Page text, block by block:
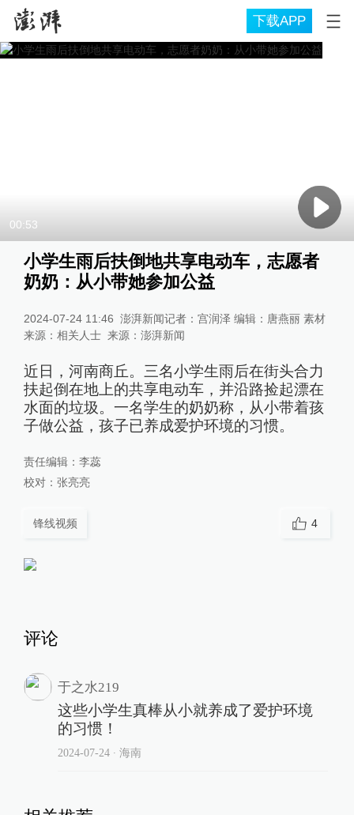
下载APP
00:53
小学生雨后扶倒地共享电动车，志愿者
奶奶：从小带她参加公益
2024-07-24 11:46 澎湃新闻记者：宫润泽 编辑：唐燕丽 素材
来源：相关人士 来源： 澎湃新闻
近日，河南商丘。三名小学生雨后在街头合力
扶起倒在地上的共享电动车，并沿路捡起漂在
水面的垃圾。一名学生的奶奶称，从小带着孩
子做公益，孩子已养成爱护环境的习惯。
责任编辑： 李蕊
校对： 张亮亮
锋线视频 4
评论
于之水219
这些小学生真棒从小就养成了爱护环境
的习惯！
2024-07-24∙ 海南